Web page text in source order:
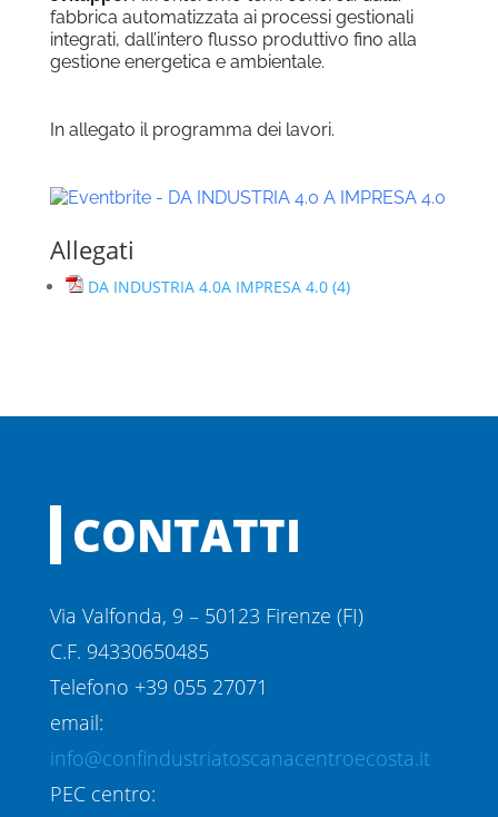
fabbrica automatizzata ai processi gestionali
integrati, dall’intero flusso produttivo fino alla
gestione energetica e ambientale.
In allegato il programma dei lavori.
Allegati
DA INDUSTRIA 4.0A IMPRESA 4.0 (4)
CONTATTI
Via Valfonda, 9 – 50123 Firenze (FI)
C.F. 94330650485
Telefono +39 055 27071
email:
info@confindustriatoscanacentroecosta.it
PEC centro: